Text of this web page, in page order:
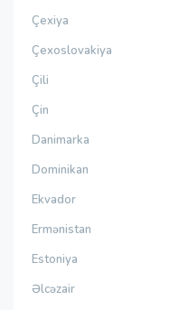
Çexiya
Çexoslovakiya
Çili
Çin
Danimarka
Dominikan
Ekvador
Ermənistan
Estoniya
Əlcəzair